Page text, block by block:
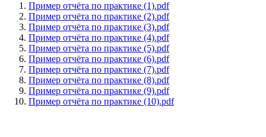
Пример отчёта по практике (1).pdf
Пример отчёта по практике (2).pdf
Пример отчёта по практике (3).pdf
Пример отчёта по практике (4).pdf
Пример отчёта по практике (5).pdf
Пример отчёта по практике (6).pdf
Пример отчёта по практике (7).pdf
Пример отчёта по практике (8).pdf
Пример отчёта по практике (9).pdf
Пример отчёта по практике (10).pdf